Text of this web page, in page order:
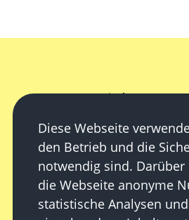
Ziele
Diese Webseite
den Betrieb und die
notwendig sind.
die Webseite anonyme
statistische Analysen